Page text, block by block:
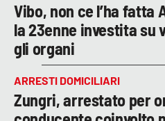
Vibo, non ce l’ha fatta
la 23enne investita su
gli organi
ARRESTI DOMICILIARI
Zungri, arrestato per